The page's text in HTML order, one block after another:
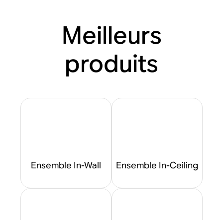
Meilleurs
produits
Ensemble In-Wall Ensemble In-Ceiling